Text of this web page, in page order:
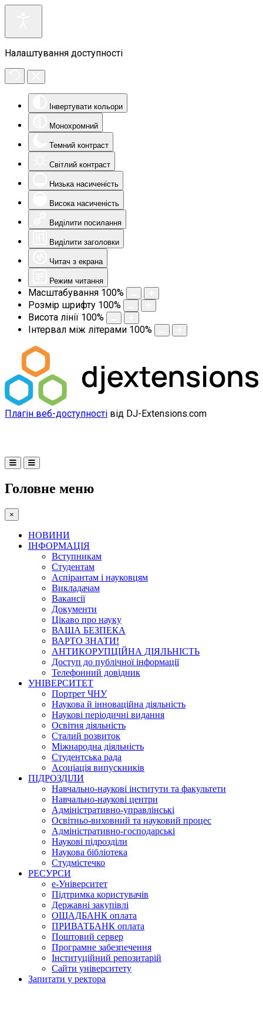
Налаштування доступності
Інвертувати кольори
Монохромний
Темний контраст
Світлий контраст
Низька насиченість
Висока насиченість
Виділити посилання
Виділити заголовки
Читач з екрана
Режим читання
Масштабування 100%
Розмір шрифту 100%
Висота лінії 100%
Інтервал між літерами 100%
Плагін веб-доступності від DJ-Extensions.com
Головне меню
×
НОВИНИ
ІНФОРМАЦІЯ
Вступникам
Студентам
Аспірантам і науковцям
Викладачам
Вакансії
Документи
Цікаво про науку
ВАША БЕЗПЕКА
ВАРТО ЗНАТИ!
АНТИКОРУПЦІЙНА ДІЯЛЬНІСТЬ
Доступ до публічної інформації
Телефонний довідник
УНІВЕРСИТЕТ
Портрет ЧНУ
Наукова й інноваційна діяльність
Наукові періодичні видання
Освітня діяльність
Сталий розвиток
Міжнародна діяльність
Студентська рада
Асоціація випускників
ПІДРОЗДІЛИ
Навчально-наукові інститути та факультети
Навчально-наукові центри
Адміністративно-управлінські
Освітньо-виховний та науковий процес
Адміністративно-господарські
Наукові підрозділи
Наукова бібліотека
Студмістечко
РЕСУРСИ
е-Університет
Підтримка користувачів
Державні закупівлі
ОЩАДБАНК оплата
ПРИВАТБАНК оплата
Поштовий сервер
Програмне забезпечення
Інституційний репозитарій
Сайти університету
Запитати у ректора